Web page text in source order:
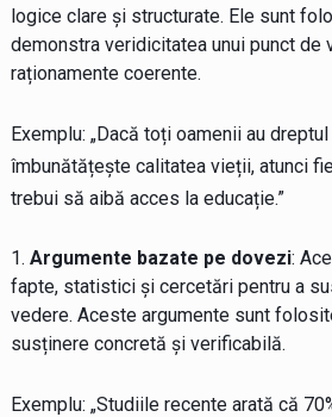
logice clare și structurate. Ele sunt
demonstra veridicitatea unui punct de
raționamente coerente.
Exemplu: „Dacă toți oamenii au
îmbunătățește calitatea vieții, atunci
trebui să aibă acces la educație.”
Argumente bazate pe dovezi:
fapte, statistici și cercetări pentru a
vedere. Aceste argumente sunt
susținere concretă și verificabilă.
Exemplu: „Studiile recente arată că